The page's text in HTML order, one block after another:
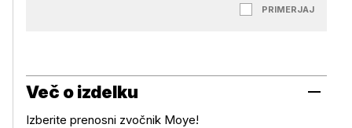
PRIMERJAJ
Več o izdelku
Izberite prenosni zvočnik Moye!